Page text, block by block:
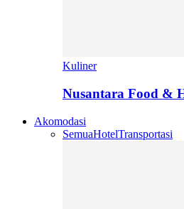
Kuliner
Nusantara Food &
Akomodasi
SemuaHotelTransportasi